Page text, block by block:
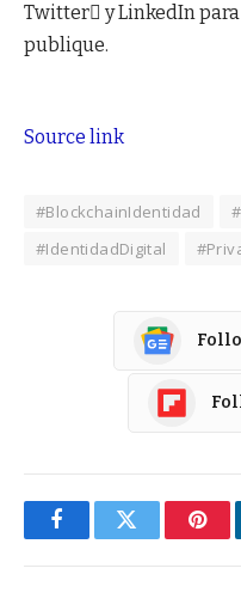
Twitter y LinkedIn
publique.
Source link
#BlockchainIdentidad
#IdentidadDigital
FacebookTwitter